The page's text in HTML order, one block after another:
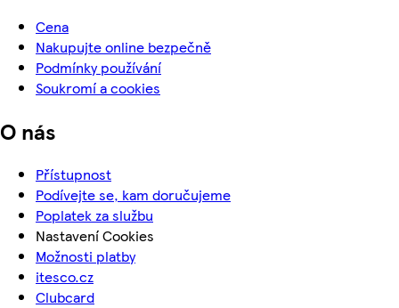
Cena
Nakupujte online bezpečně
Podmínky používání
Soukromí a cookies
O nás
Přístupnost
Podívejte se, kam doručujeme
Poplatek za službu
Nastavení Cookies
Možnosti platby
itesco.cz
Clubcard